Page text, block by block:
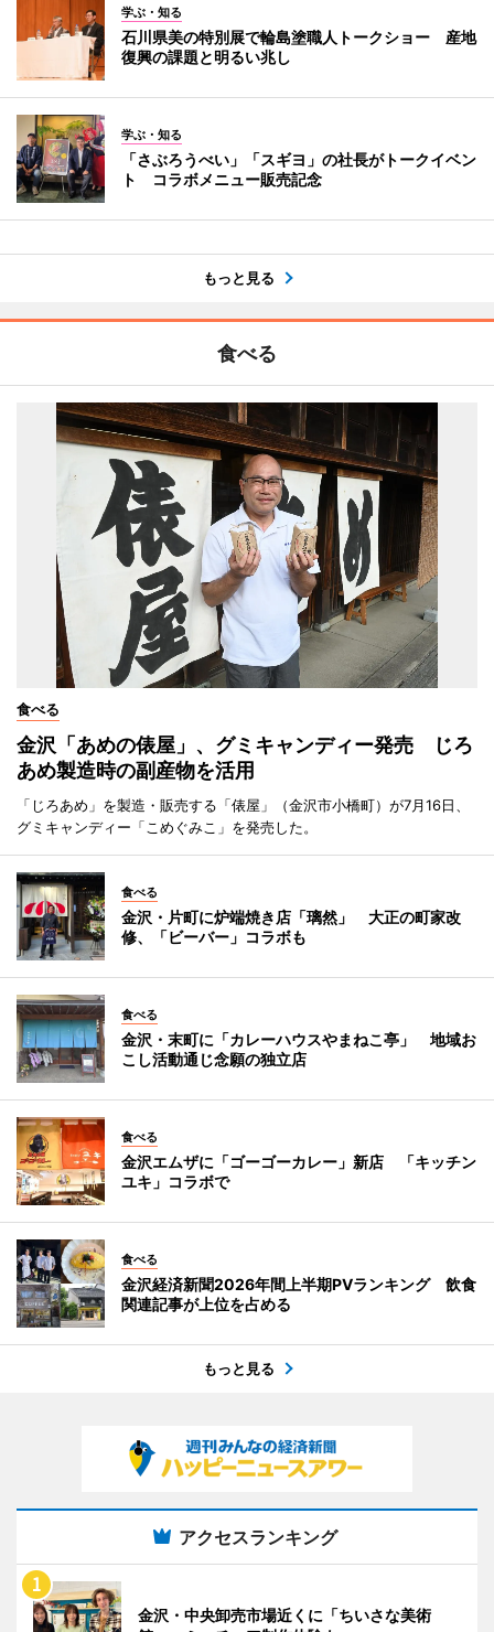
学ぶ・知る
石川県美の特別展で輪島塗職人トークショー 産地
復興の課題と明るい兆し
学ぶ・知る
「さぶろうべい」「スギヨ」の社長がトークイベン
ト コラボメニュー販売記念
もっと見る
食べる
食べる
金沢「あめの俵屋」、グミキャンディー発売 じろ
あめ製造時の副産物を活用
「じろあめ」を製造・販売する「俵屋」（金沢市小橋町）が7月16日、
グミキャンディー「こめぐみこ」を発売した。
食べる
金沢・片町に炉端焼き店「璃然」 大正の町家改
修、「ビーバー」コラボも
食べる
金沢・末町に「カレーハウスやまねこ亭」 地域お
こし活動通じ念願の独立店
食べる
金沢エムザに「ゴーゴーカレー」新店 「キッチン
ユキ」コラボで
食べる
金沢経済新聞2026年間上半期PVランキング 飲食
関連記事が上位を占める
もっと見る
アクセスランキング
金沢・中央卸売市場近くに「ちいさな美術